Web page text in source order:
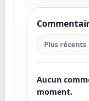
Plus récents
Aucun
moment.